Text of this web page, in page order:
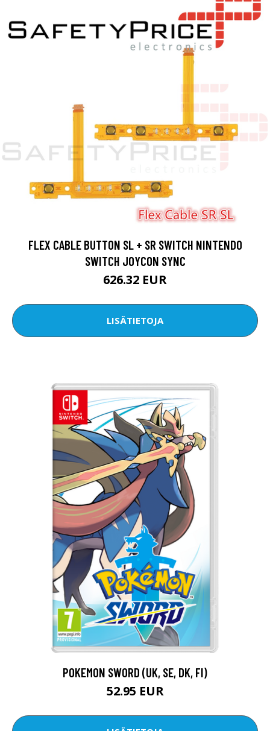
FLEX CABLE BUTTON SL + SR SWITCH NINTENDO
SWITCH JOYCON SYNC
626.32 EUR
LISÄTIETOJA
POKEMON SWORD (UK, SE, DK, FI)
52.95 EUR